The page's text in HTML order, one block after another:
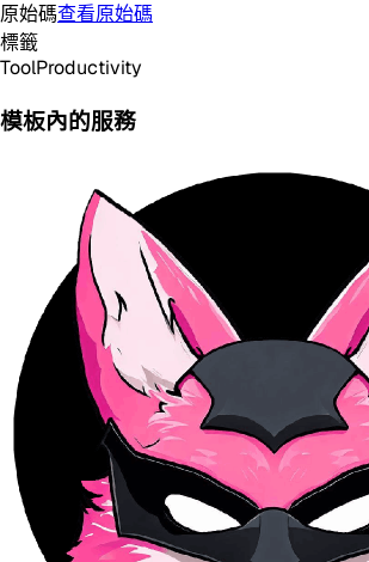
原始碼查看原始碼
標籤
ToolProductivity
模板內的服務